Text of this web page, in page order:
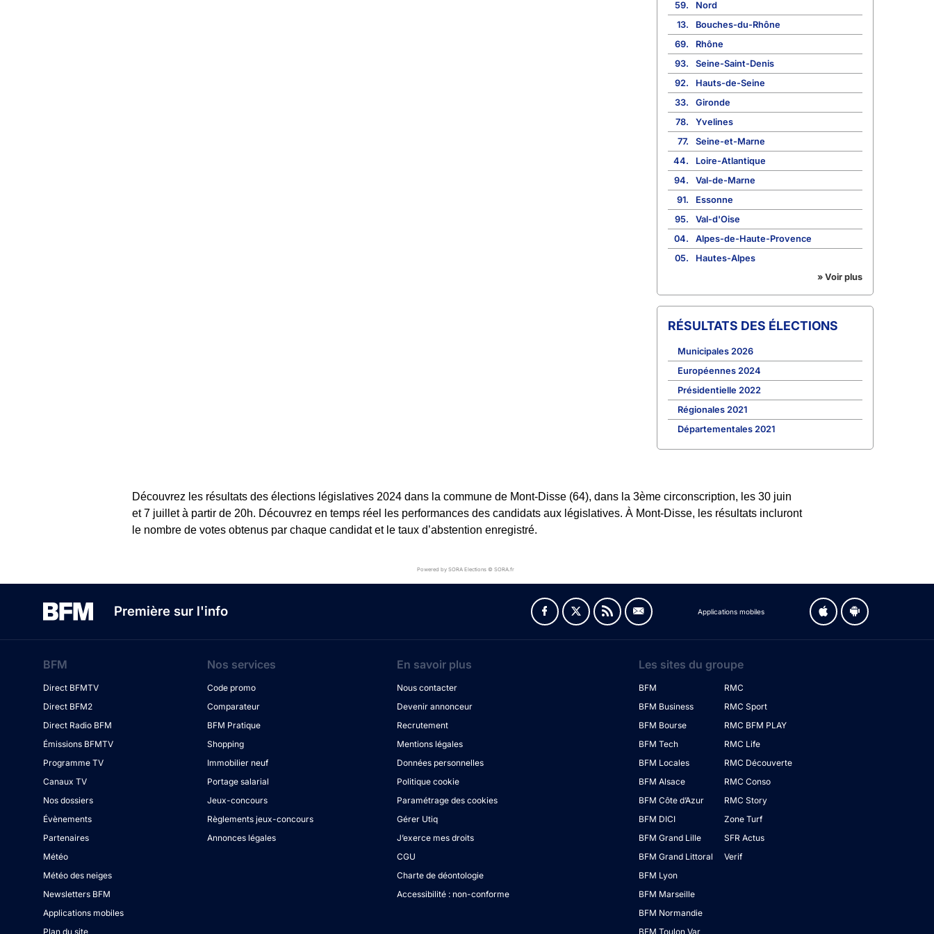
59.
Nord
13.
Bouches-du-Rhône
69.
Rhône
93.
Seine-Saint-Denis
92.
Hauts-de-Seine
33.
Gironde
78.
Yvelines
77.
Seine-et-Marne
44.
Loire-Atlantique
94.
Val-de-Marne
91.
Essonne
95.
Val-d'Oise
04.
Alpes-de-Haute-Provence
05.
Hautes-Alpes
» Voir plus
RÉSULTATS DES ÉLECTIONS
Municipales 2026
Européennes 2024
Présidentielle 2022
Régionales 2021
Départementales 2021
Découvrez les résultats des élections législatives 2024 dans la commune de Mont-Disse (64), dans la 3ème circonscription, les 30 juin
et 7 juillet à partir de 20h. Découvrez en temps réel les performances des candidats aux législatives. À Mont-Disse, les résultats incluront
le nombre de votes obtenus par chaque candidat et le taux d’abstention enregistré.
Powered by SORA Elections © SORA.fr
Première sur l'info Applications mobiles
BFM
Direct BFMTV
Direct BFM2
Direct Radio BFM
Émissions BFMTV
Programme TV
Canaux TV
Nos dossiers
Évènements
Partenaires
Météo
Météo des neiges
Newsletters BFM
Applications mobiles
Plan du site
Nos services
Code promo
Comparateur
BFM Pratique
Shopping
Immobilier neuf
Portage salarial
Jeux-concours
Règlements jeux-concours
Annonces légales
En savoir plus
Nous contacter
Devenir annonceur
Recrutement
Mentions légales
Données personnelles
Politique cookie
Paramétrage des cookies
Gérer Utiq
J’exerce mes droits
CGU
Charte de déontologie
Accessibilité : non-conforme
Les sites du groupe
BFM
BFM Business
BFM Bourse
BFM Tech
BFM Locales
BFM Alsace
BFM Côte d’Azur
BFM DICI
BFM Grand Lille
BFM Grand Littoral
BFM Lyon
BFM Marseille
BFM Normandie
BFM Toulon Var
RMC
RMC Sport
RMC BFM PLAY
RMC Life
RMC Découverte
RMC Conso
RMC Story
Zone Turf
SFR Actus
Verif